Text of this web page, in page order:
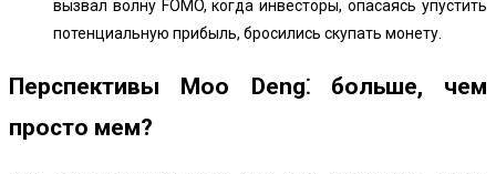
вызвал волну FOMO, когда инвесторы, опасаясь упустить
потенциальную прибыль, бросились скупать монету.
Перспективы Moo Deng⁚ больше, чем
просто мем?